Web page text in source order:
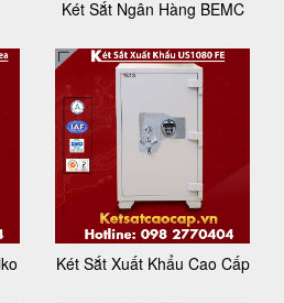
Két Sắt Ngân Hàng BEMC
Két Sắt Xuất Khẩu Cao Cấp